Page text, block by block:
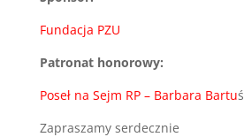
Fundacja PZU
Patronat honorowy:
Poseł na Sejm RP – Barbara Bartuś
Zapraszamy serdecznie